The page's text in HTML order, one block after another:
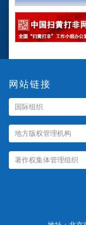
网站链接